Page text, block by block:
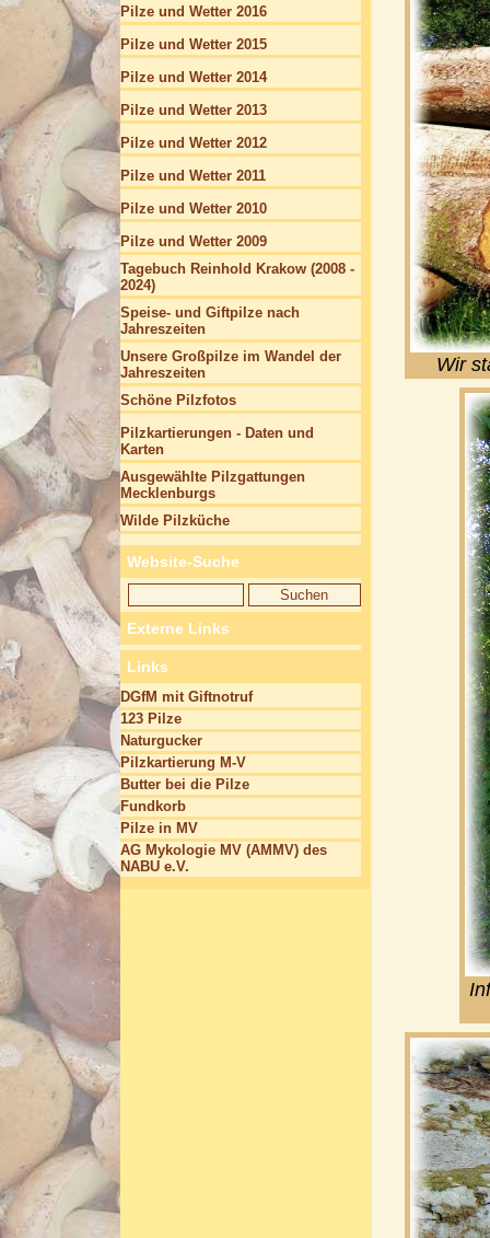
Wir
Pilze und Wetter 2016
Pilze und Wetter 2015
Pilze und Wetter 2014
Pilze und Wetter 2013
Pilze und Wetter 2012
Pilze und Wetter 2011
Pilze und Wetter 2010
Pilze und Wetter 2009
Tagebuch Reinhold Krakow (2008 -
2024)
Speise- und Giftpilze nach
Jahreszeiten
Unsere Großpilze im Wandel der
Jahreszeiten
Schöne Pilzfotos
Pilzkartierungen - Daten und
Karten
Ausgewählte Pilzgattungen
Mecklenburgs
Wilde Pilzküche
Website-Suche
Externe Links
Links
DGfM mit Giftnotruf
123 Pilze
Naturgucker
Pilzkartierung M-V
Butter bei die Pilze
Fundkorb
Pilze in MV
AG Mykologie MV (AMMV) des
NABU e.V.